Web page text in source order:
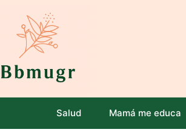
contenido
Salud Mamá me educa